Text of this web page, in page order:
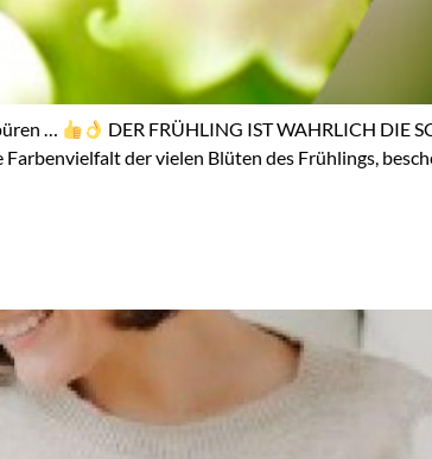
…
DER FRÜHLING IST WAHRLICH DIE
der vielen Blüten des Frühlings,